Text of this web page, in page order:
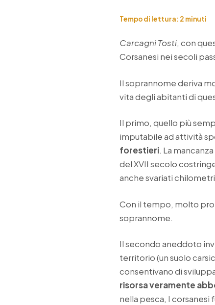
Tempo di lettura: 2 minuti
Carcagni Tosti, con
Corsanesi nei secoli
Il soprannome deriva
vita degli abitanti di
Il primo, quello più
imputabile ad attività
forestieri. La
del XVII secolo
anche svariati
Con il tempo, molto
soprannome.
Il secondo aneddoto
territorio (un suolo
consentivano di
risorsa veramente
nella pesca, I corsanesi